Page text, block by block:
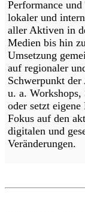
Performance
lokaler und
aller Aktiven in
Medien bis hin
Umsetzung
auf regionaler
Schwerpunkt
u. a. Workshops,
oder setzt
Fokus auf den
digitalen und
Veränderungen.